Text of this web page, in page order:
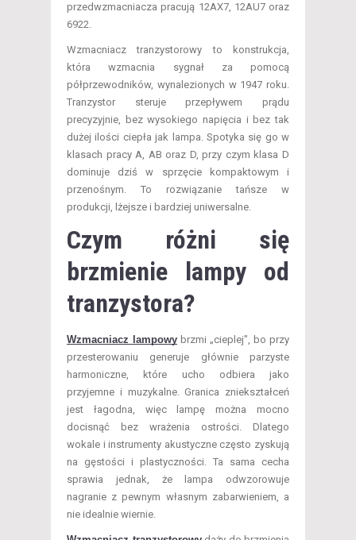
przedwzmacniacza pracują 12AX7, 12AU7 oraz
6922.
Wzmacniacz tranzystorowy to konstrukcja,
która wzmacnia sygnał za pomocą
półprzewodników, wynalezionych w 1947 roku.
Tranzystor steruje przepływem prądu
precyzyjnie, bez wysokiego napięcia i bez tak
dużej ilości ciepła jak lampa. Spotyka się go w
klasach pracy A, AB oraz D, przy czym klasa D
dominuje dziś w sprzęcie kompaktowym i
przenośnym. To rozwiązanie tańsze w
produkcji, lżejsze i bardziej uniwersalne.
Czym różni się
brzmienie lampy od
tranzystora?
Wzmacniacz lampowy brzmi „cieplej", bo przy
przesterowaniu generuje głównie parzyste
harmoniczne, które ucho odbiera jako
przyjemne i muzykalne. Granica zniekształceń
jest łagodna, więc lampę można mocno
docisnąć bez wrażenia ostrości. Dlatego
wokale i instrumenty akustyczne często zyskują
na gęstości i plastyczności. Ta sama cecha
sprawia jednak, że lampa odwzorowuje
nagranie z pewnym własnym zabarwieniem, a
nie idealnie wiernie.